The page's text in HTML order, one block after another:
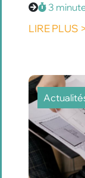
3
LIRE PLUS